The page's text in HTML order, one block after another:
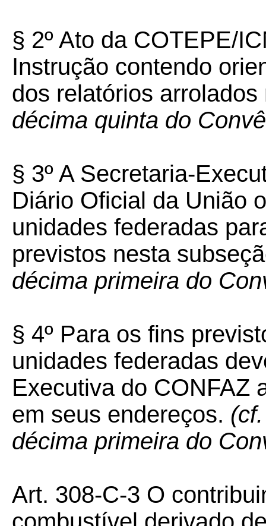
§ 2º Ato da COTEPE/
Instrução contendo
dos relatórios
décima quinta do
§ 3º A Secretaria-
Diário Oficial da União
unidades federadas
previstos nesta
décima primeira do
§ 4º Para os fins
unidades federadas
Executiva do CONFAZ
em seus endereços.
décima primeira do
Art. 308-C-3 O